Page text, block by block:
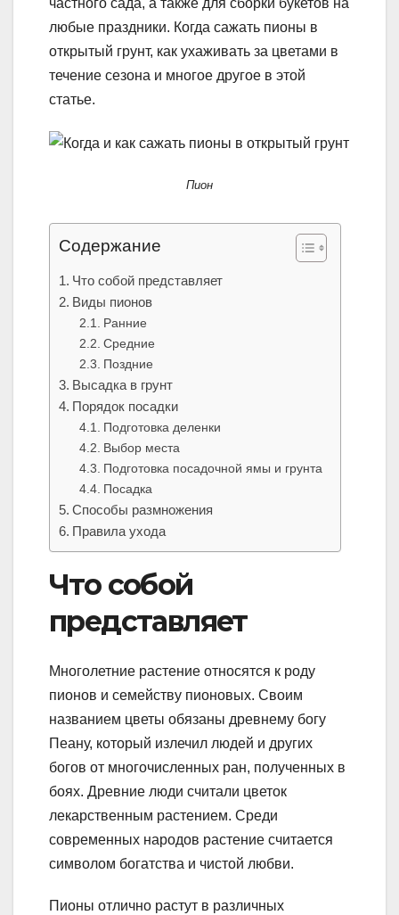
частного сада, а также для сборки букетов на
любые праздники. Когда сажать пионы в
открытый грунт, как ухаживать за цветами в
течение сезона и многое другое в этой
статье.
Пион
Содержание
Что собой представляет
Виды пионов
Ранние
Средние
Поздние
Высадка в грунт
Порядок посадки
Подготовка деленки
Выбор места
Подготовка посадочной ямы и грунта
Посадка
Способы размножения
Правила ухода
Что собой
представляет
Многолетние растение относятся к роду
пионов и семейству пионовых. Своим
названием цветы обязаны древнему богу
Пеану, который излечил людей и других
богов от многочисленных ран, полученных в
боях. Древние люди считали цветок
лекарственным растением. Среди
современных народов растение считается
символом богатства и чистой любви.
Пионы отлично растут в различных